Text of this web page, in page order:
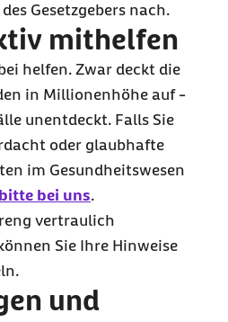
Gesetzgebers nach.
mithelfen
helfen. Zwar deckt die
in Millionenhöhe auf -
unentdeckt. Falls Sie
oder glaubhafte
im Gesundheitswesen
bei uns.
vertraulich
Sie Ihre Hinweise
und